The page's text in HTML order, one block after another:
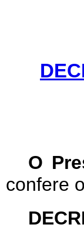
O
confere